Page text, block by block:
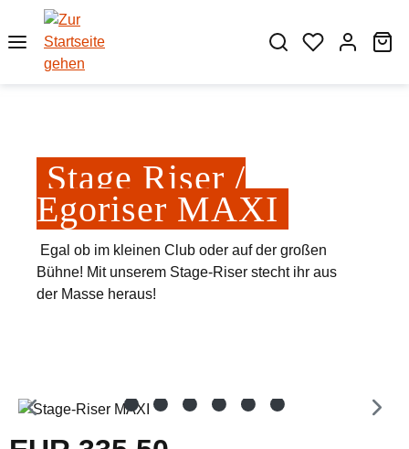
Zum Hauptinhalt springen
Stage Riser /
Egoriser MAXI
Egal ob im kleinen Club oder auf der großen
Bühne! Mit unserem Stage-Riser stecht ihr aus
der Masse heraus!
Bildergalerie überspringen
Regulärer Preis: